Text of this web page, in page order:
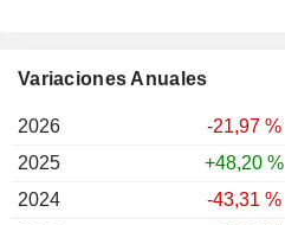
Variaciones Anuales
2026
-21,97 %
2025
+48,20 %
2024
-43,31 %